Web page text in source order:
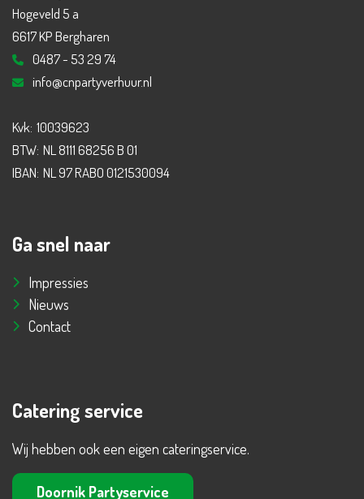
Hogeveld 5 a
6617 KP Bergharen
0487 - 53 29 74
info@cnpartyverhuur.nl
Kvk: 10039623
BTW: NL 8111 68256 B 01
IBAN: NL 97 RABO 0121530094
Ga snel naar
Impressies
Nieuws
Contact
Catering service
Wij hebben ook een eigen cateringservice.
Doornik Partyservice